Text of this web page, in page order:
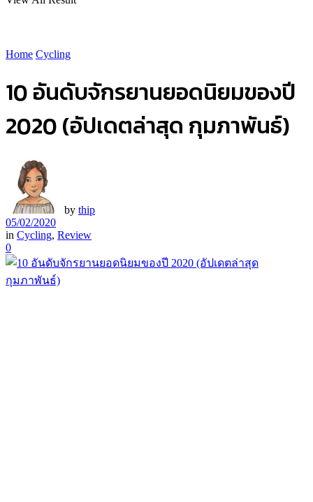
Home Cycling
10 อันดับจักรยานยอดนิยมของปี
2020 (อัปเดตล่าสุด กุมภาพันธ์)
by thip
05/02/2020
in Cycling, Review
0